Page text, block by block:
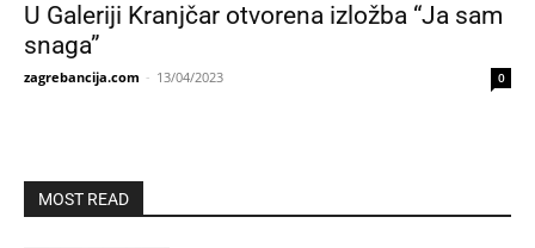
U Galeriji Kranjčar otvorena izložba “Ja sam
snaga”
zagrebancija.com - 13/04/2023 0
MOST READ